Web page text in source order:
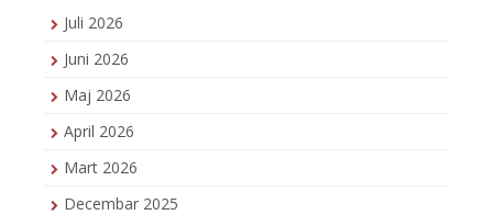
Juli 2026
Juni 2026
Maj 2026
April 2026
Mart 2026
Decembar 2025